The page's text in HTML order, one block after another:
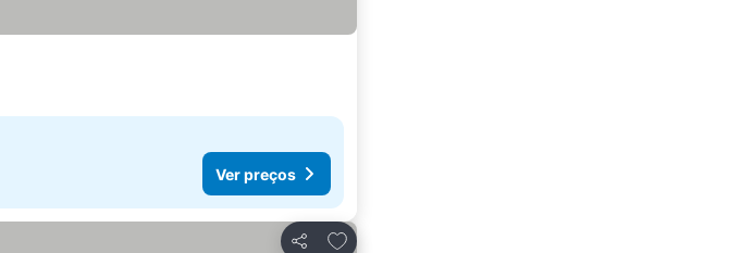
Ver preços
Adicionar aos favoritos